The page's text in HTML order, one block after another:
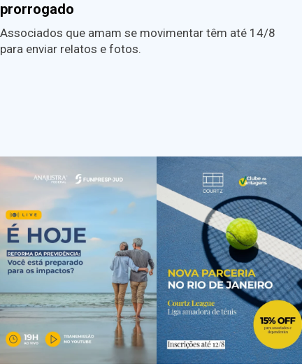
prorrogado
Associados que amam se movimentar têm até 14/8
para enviar relatos e fotos.